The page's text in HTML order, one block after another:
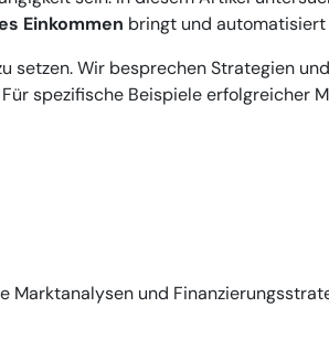
Einkommen bringt und automatisiert
setzen. Wir besprechen Strategien
spezifische Beispiele erfolgreicher
Marktanalysen und